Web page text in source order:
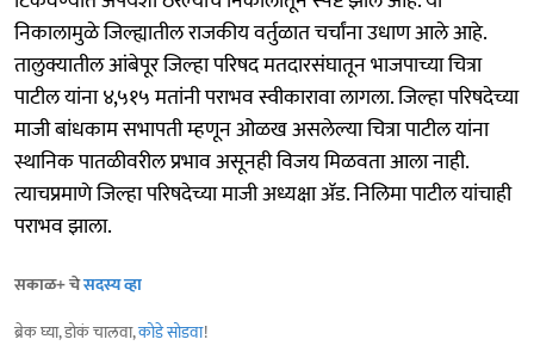
निकालामुळे जिल्ह्यातील राजकीय वर्तुळात चर्चांना उधाण आले आहे.
तालुक्यातील आंबेपूर जिल्हा परिषद मतदारसंघातून भाजपाच्या चित्रा
पाटील यांना ४,५१५ मतांनी पराभव स्वीकारावा लागला. जिल्हा परिषदेच्या
माजी बांधकाम सभापती म्हणून ओळख असलेल्या चित्रा पाटील यांना
स्थानिक पातळीवरील प्रभाव असूनही विजय मिळवता आला नाही.
त्याचप्रमाणे जिल्हा परिषदेच्या माजी अध्यक्षा ॲड. निलिमा पाटील यांचाही
पराभव झाला.
सकाळ+ चेसदस्य व्हा
ब्रेक घ्या, डोकं चालवा,कोडे सोडवा!